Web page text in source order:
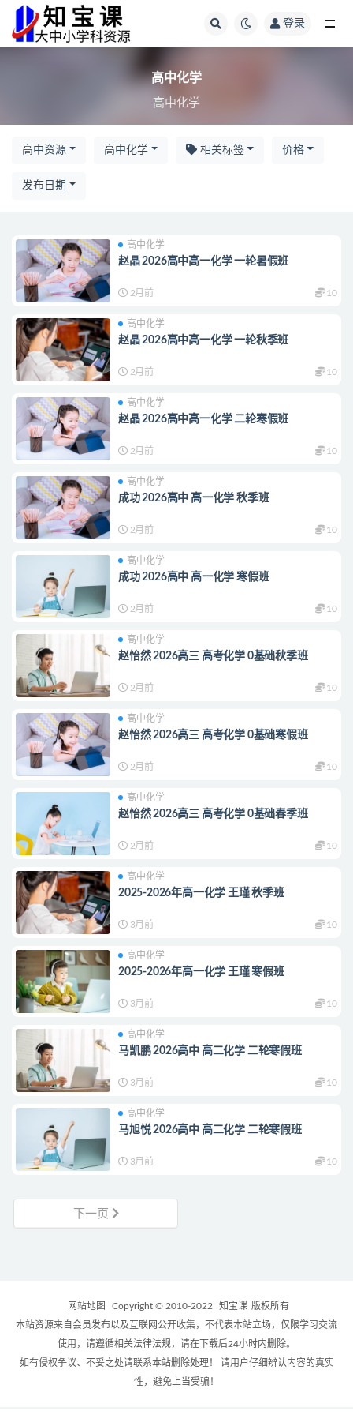
登录
高中化学
高中化学
高中资源 高中化学 相关标签 价格
发布日期
高中化学
赵晶 2026高中高一化学 一轮暑假班
2月前 10
高中化学
赵晶 2026高中高一化学 一轮秋季班
2月前 10
高中化学
赵晶 2026高中高一化学 二轮寒假班
2月前 10
高中化学
成功 2026高中 高一化学 秋季班
2月前 10
高中化学
成功 2026高中 高一化学 寒假班
2月前 10
高中化学
赵怡然 2026高三 高考化学 0基础秋季班
2月前 10
高中化学
赵怡然 2026高三 高考化学 0基础寒假班
2月前 10
高中化学
赵怡然 2026高三 高考化学 0基础春季班
2月前 10
高中化学
2025-2026年高一化学 王瑾 秋季班
3月前 10
高中化学
2025-2026年高一化学 王瑾 寒假班
3月前 10
高中化学
马凯鹏 2026高中 高二化学 二轮寒假班
3月前 10
高中化学
马旭悦 2026高中 高二化学 二轮寒假班
3月前 10
下一页
网站地图 Copyright © 2010-2022 知宝课 版权所有
本站资源来自会员发布以及互联网公开收集，不代表本站立场，仅限学习交流
使用，请遵循相关法律法规，请在下载后24小时内删除。
如有侵权争议、不妥之处请联系本站删除处理！ 请用户仔细辨认内容的真实
性，避免上当受骗！
全部